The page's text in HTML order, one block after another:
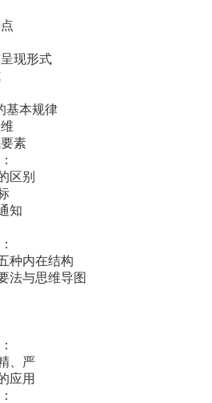
现形式
基本规律
素
区别
知
种内在结构
法与思维导图
、严
应用